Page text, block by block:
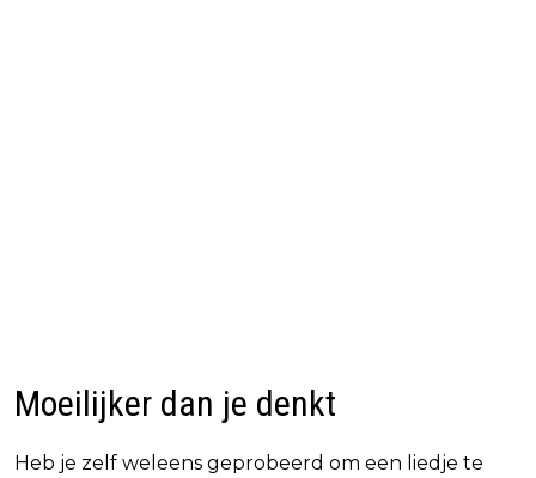
Moeilijker dan je denkt
Heb je zelf weleens geprobeerd om een liedje te